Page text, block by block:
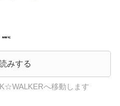
みする
へ移動します